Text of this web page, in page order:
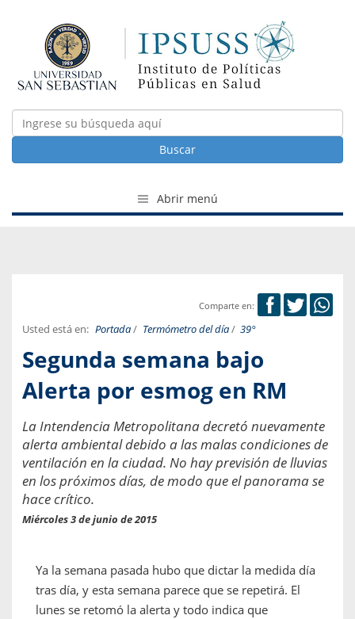
Buscar
Abrir menú
Comparte en:
Usted está en: Portada/ Termómetro del día/ 39°
Segunda semana bajo
Alerta por esmog en RM
La Intendencia Metropolitana decretó nuevamente
alerta ambiental debido a las malas condiciones de
ventilación en la ciudad. No hay previsión de lluvias
en los próximos días, de modo que el panorama se
hace crítico.
Miércoles 3 de junio de 2015
Ya la semana pasada hubo que dictar la medida día
tras día, y esta semana parece que se repetirá. El
lunes se retomó la alerta y todo indica que